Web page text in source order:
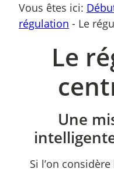
Vous êtes ici:
régulation - Le
Le
Une
Si l’on